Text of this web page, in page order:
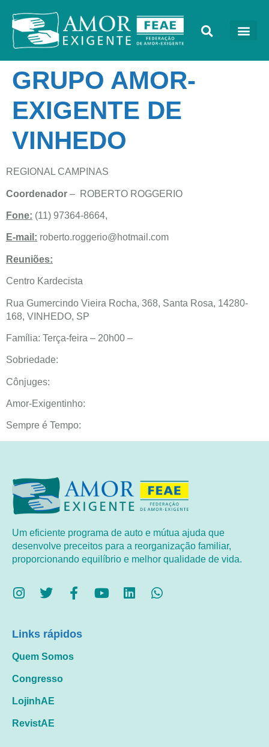
GRUPO AMOR-
EXIGENTE DE
VINHEDO
REGIONAL CAMPINAS
Coordenador – ROBERTO ROGGERIO
Fone: (11) 97364-8664,
E-mail: roberto.roggerio@hotmail.com
Reuniões:
Centro Kardecista
Rua Gumercindo Vieira Rocha, 368, Santa Rosa, 14280-
168, VINHEDO, SP
Família: Terça-feira – 20h00 –
Sobriedade:
Cônjuges:
Amor-Exigentinho:
Sempre é Tempo:
Um eficiente programa de auto e mútua ajuda que
desenvolve preceitos para a reorganização familiar,
proporcionando equilíbrio e melhor qualidade de vida.
Links rápidos
Quem Somos
Congresso
LojinhAE
RevistAE